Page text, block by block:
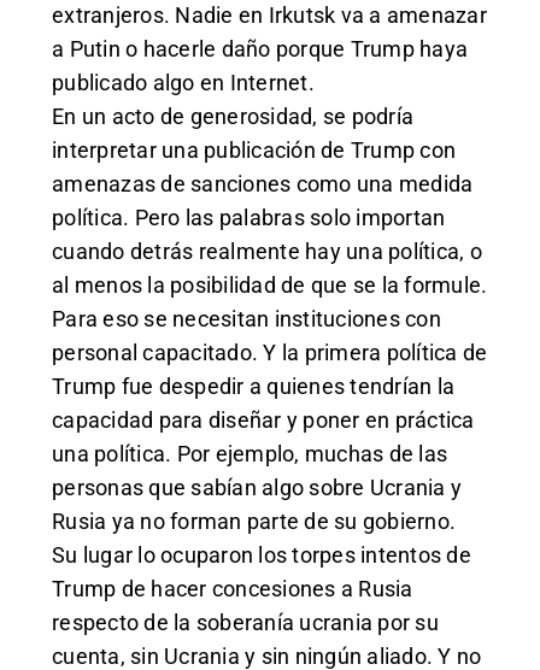
extranjeros. Nadie en Irkutsk va a amenazar
a Putin o hacerle daño porque Trump haya
publicado algo en Internet.
En un acto de generosidad, se podría
interpretar una publicación de Trump con
amenazas de sanciones como una medida
política. Pero las palabras solo importan
cuando detrás realmente hay una política, o
al menos la posibilidad de que se la formule.
Para eso se necesitan instituciones con
personal capacitado. Y la primera política de
Trump fue despedir a quienes tendrían la
capacidad para diseñar y poner en práctica
una política. Por ejemplo, muchas de las
personas que sabían algo sobre Ucrania y
Rusia ya no forman parte de su gobierno.
Su lugar lo ocuparon los torpes intentos de
Trump de hacer concesiones a Rusia
respecto de la soberanía ucrania por su
cuenta, sin Ucrania y sin ningún aliado. Y no